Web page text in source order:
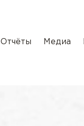
Отчёты Медиа